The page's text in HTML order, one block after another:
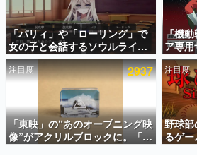
アプリセール情報
インタビュー
連載・特集一覧
殿堂入り記事
SNS拡散数が数千以上！ ペー
ど。多くの人々に読まれた、
事をまとめました。
「パリィ」や「ローリング」で
女の子と会話するソウルライク
恋愛ゲーム『小早川さんはソウ
ルライク』無料公開。返事に失
敗すると「YOU DIED」
『機
ア専
散水
本体
ーク
ム、
注目度 2937
「東映」の“あのオープニング映
像”がアクリルブロックに。「東
映ヒストリカル グッズコレクシ
注目度
野球部
るゲ